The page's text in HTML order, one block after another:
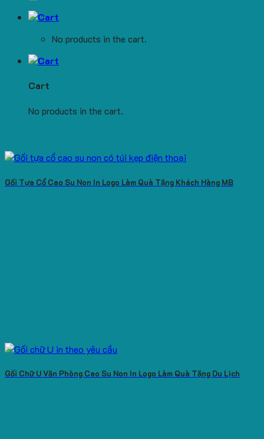
No products in the cart.
Cart
No products in the cart.
Gối Tựa Cổ Cao Su Non In Logo Làm Quà Tặng Khách Hàng MB
Gối Chữ U Văn Phòng Cao Su Non In Logo Làm Quà Tặng Du Lịch